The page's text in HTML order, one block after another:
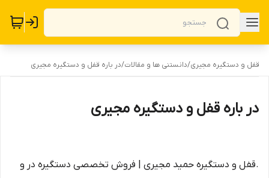
قفل و دستگیره مجیری/دانستنی ها و مقالات/در باره قفل و دستگیره مجیری
در باره قفل و دستگیره مجیری
.قفل و دستگیره حمید مجیری | فروش تخصصی دستگیره در و